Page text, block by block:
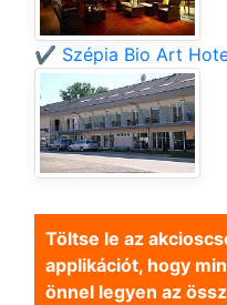
✔️ Szépia Bio Art
Töltse le az
applikációt, hogy
önnel legyen az